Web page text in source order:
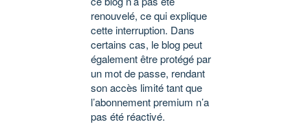
renouvelé, ce qui explique
cette interruption. Dans
certains cas, le blog peut
également être protégé par
un mot de passe, rendant
son accès limité tant que
l’abonnement premium n’a
pas été réactivé.